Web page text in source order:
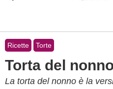
Ricette Torte
Torta del
La torta del nonno è la